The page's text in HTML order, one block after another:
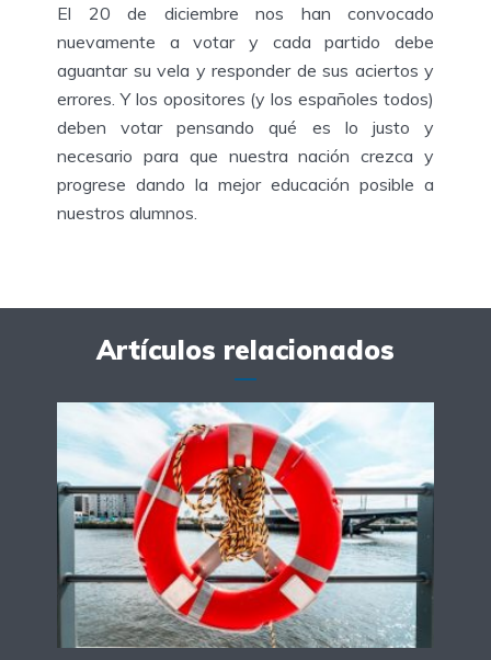
El 20 de diciembre nos han convocado
nuevamente a votar y cada partido debe
aguantar su vela y responder de sus aciertos y
errores. Y los opositores (y los españoles todos)
deben votar pensando qué es lo justo y
necesario para que nuestra nación crezca y
progrese dando la mejor educación posible a
nuestros alumnos.
Artículos relacionados